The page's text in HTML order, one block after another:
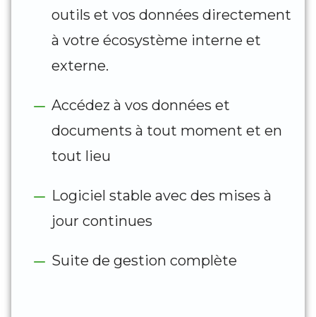
outils et vos données directement
à votre écosystème interne et
externe.
Accédez à vos données et
documents à tout moment et en
tout lieu
Logiciel stable avec des mises à
jour continues​
Suite de gestion complète